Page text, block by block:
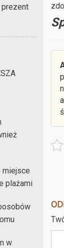
prezent
miejsce
plażami
w